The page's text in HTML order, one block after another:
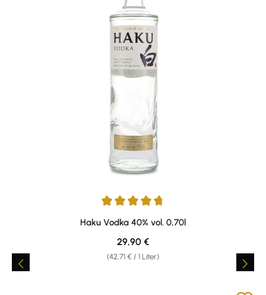
Durchschnittliche Bewertung von 4.8 von 5 Sternen
Haku Vodka 40% vol. 0,70l
(42,71 € / 1 Liter)
Regulärer Preis:
29,90 €